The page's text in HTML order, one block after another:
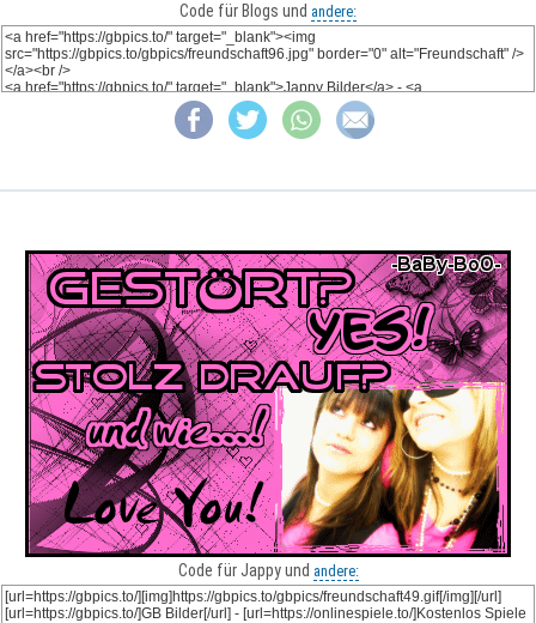
Code für Blogs und andere:
Code für Jappy und andere: